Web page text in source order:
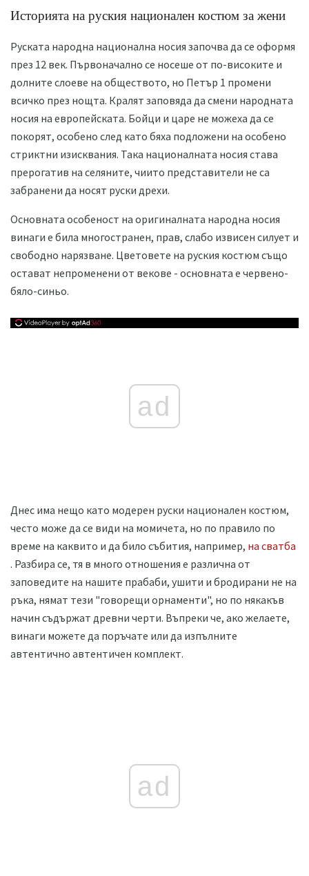
Историята на руския национален костюм за жени
Руската народна национална носия започва да се оформя
през 12 век. Първоначално се носеше от по-високите и
долните слоеве на обществото, но Петър 1 промени
всичко през нощта. Кралят заповяда да смени народната
носия на европейската. Бойци и царе не можеха да се
покорят, особено след като бяха подложени на особено
стриктни изисквания. Така националната носия става
прерогатив на селяните, чиито представители не са
забранени да носят руски дрехи.
Основната особеност на оригиналната народна носия
винаги е била многостранен, прав, слабо извисен силует и
свободно нарязване. Цветовете на руския костюм също
остават непроменени от векове - основната е червено-
бяло-синьо.
ad
Днес има нещо като модерен руски национален костюм,
често може да се види на момичета, но по правило по
време на каквито и да било събития, например, на сватба
. Разбира се, тя в много отношения е различна от
заповедите на нашите прабаби, ушити и бродирани не на
ръка, нямат тези "говорещи орнаменти", но по някакъв
начин съдържат древни черти. Въпреки че, ако желаете,
винаги можете да поръчате или да изпълните
автентично автентичен комплект.
ad